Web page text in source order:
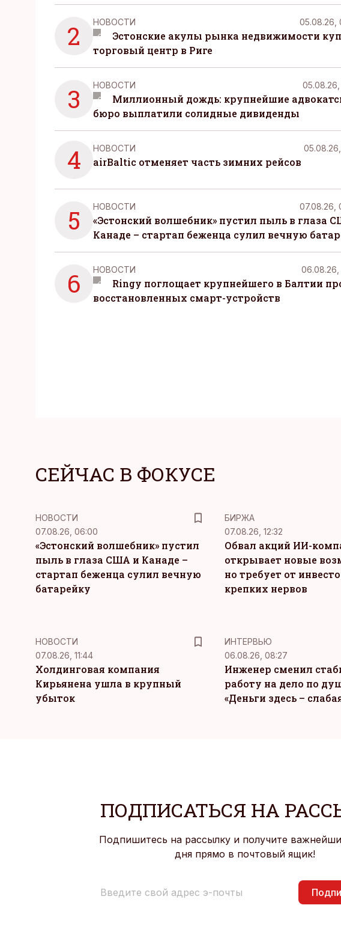
2 НОВОСТИ 05.08.26,
Эстонские акулы рынка недвижимости
торговый центр в Риге
3 НОВОСТИ 05.08.26,
Миллионный дождь: крупнейшие
бюро выплатили солидные дивиденды
4 НОВОСТИ 05.08.26,
airBaltic отменяет часть зимних рейсов
5 НОВОСТИ 07.08.26,
«Эстонский волшебник» пустил пыль в глаза
Канаде – стартап беженца сулил вечную
6 НОВОСТИ 06.08.26,
Ringy поглощает крупнейшего в Балтии
восстановленных смарт-устройств
СЕЙЧАС В ФОКУСЕ
НОВОСТИ
07.08.26, 06:00
«Эстонский волшебник» пустил
пыль в глаза США и Канаде –
стартап беженца сулил вечную
батарейку
БИРЖА
07.08.26, 12:32
Обвал акций ИИ-
открывает новые
но требует от
крепких нервов
НОВОСТИ
07.08.26, 11:44
Холдинговая компания
Кирьянена ушла в крупный
убыток
ИНТЕРВЬЮ
06.08.26, 08:27
Инженер сменил
работу на дело по
«Деньги здесь –
ПОДПИСАТЬСЯ НА
Подпишитесь на рассылку и получите
дня прямо в почтовый ящик!